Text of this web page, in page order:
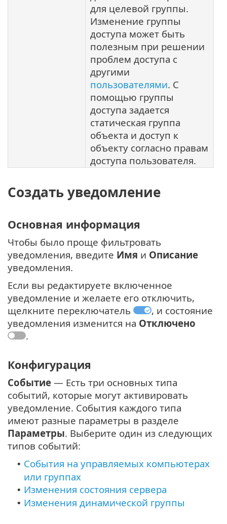
для целевой группы.
Изменение группы
доступа может быть
полезным при решении
проблем доступа с
другими
пользователями. С
помощью группы
доступа задается
статическая группа
объекта и доступ к
объекту согласно правам
доступа пользователя.
Создать уведомление
Основная информация
Чтобы было проще фильтровать
уведомления, введите Имя и Описание
уведомления.
Если вы редактируете включенное
уведомление и желаете его отключить,
щелкните переключатель
, и состояние
уведомления изменится на Отключено
.
Конфигурация
Событие — Есть три основных типа
событий, которые могут активировать
уведомление. События каждого типа
имеют разные параметры в разделе
Параметры. Выберите один из следующих
типов событий:
• События на управляемых компьютерах
или группах
• Изменения состояния сервера
• Изменения динамической группы